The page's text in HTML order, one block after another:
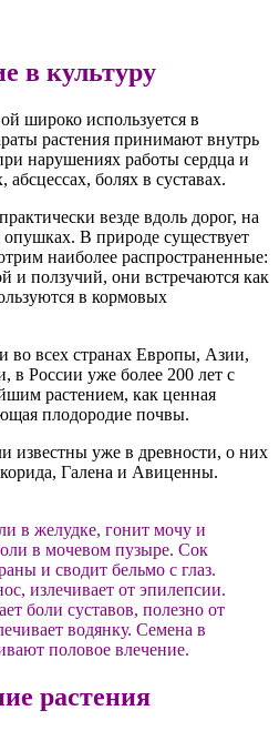
в культуру
широко используется в
растения принимают внутрь
нарушениях работы сердца и
болях в суставах.
везде вдоль дорог, на
В природе существует
наиболее распространенные:
и ползучий, они встречаются как
в кормовых
во всех странах Европы, Азии,
России уже более 200 лет с
растением, как ценная
плодородие почвы.
известны уже в древности, о них
Галена и Авиценны.
в желудке, гонит мочу и
в мочевом пузыре. Сок
и сводит бельмо с глаз.
излечивает от эпилепсии.
боли суставов, полезно от
водянку. Семена в
половое влечение.
растения